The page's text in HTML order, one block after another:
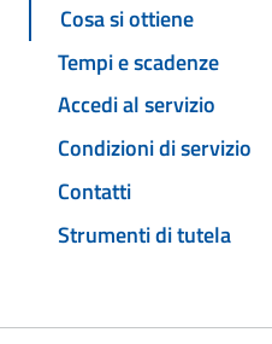
Cosa si ottiene
Tempi e scadenze
Accedi al servizio
Condizioni di servizio
Contatti
Strumenti di tutela